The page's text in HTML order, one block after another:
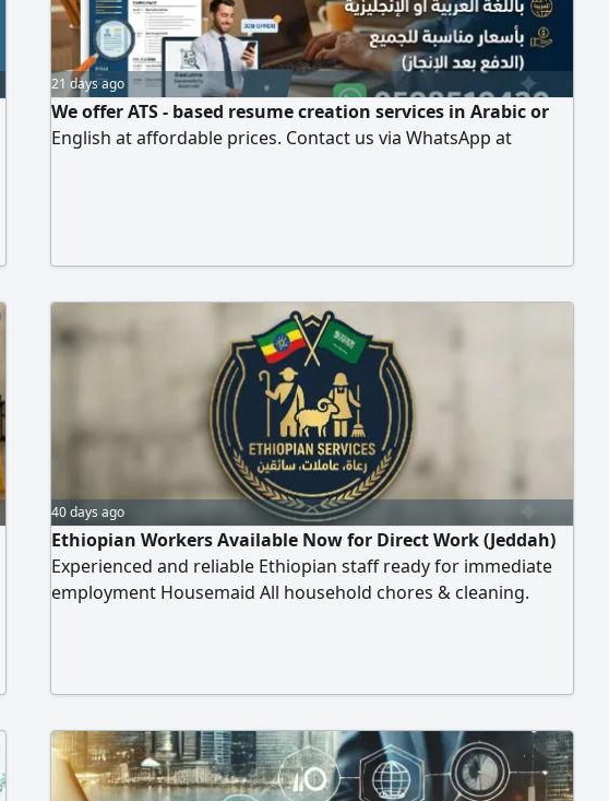
21 days ago
We offer ATS - based resume creation services in Arabic or
English at affordable prices. Contact us via WhatsApp at
40 days ago
Ethiopian Workers Available Now for Direct Work (Jeddah)
Experienced and reliable Ethiopian staff ready for immediate
employment Housemaid All household chores & cleaning.